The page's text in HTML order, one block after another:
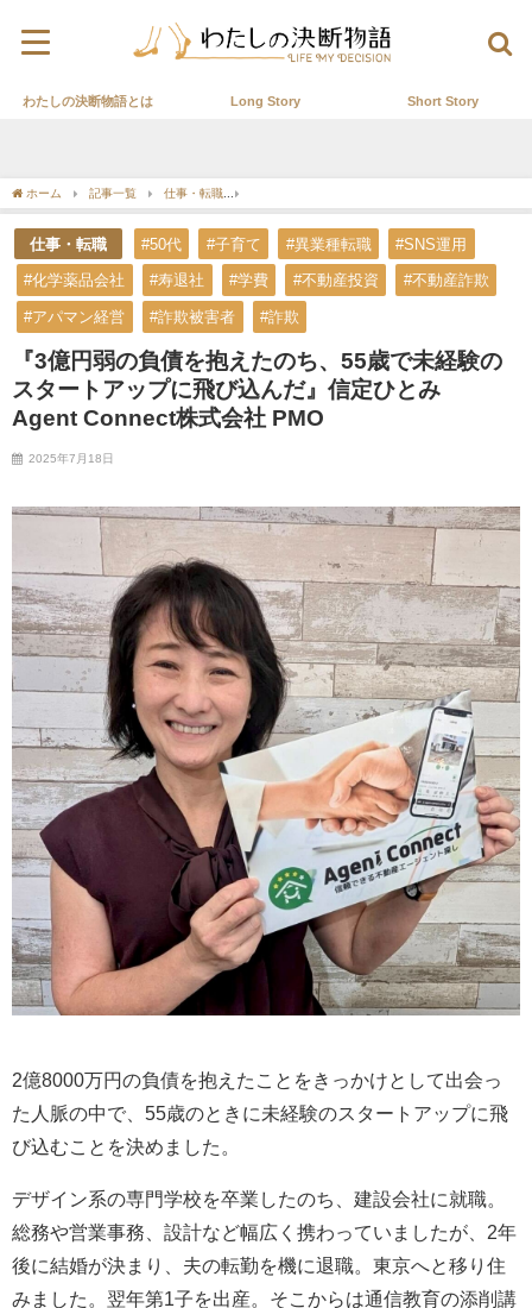
わたしの決断物語とは Long Story Short Story
ホーム 記事一覧 仕事・転職
仕事・転職 #50代 #子育て #異業種転職 #SNS運用
#化学薬品会社 #寿退社 #学費 #不動産投資 #不動産詐欺
#アパマン経営 #詐欺被害者 #詐欺
『3億円弱の負債を抱えたのち、55歳で未経験の
スタートアップに飛び込んだ』信定ひとみ
Agent Connect株式会社 PMO
2025年7月18日
2億8000万円の負債を抱えたことをきっかけとして出会っ
た人脈の中で、55歳のときに未経験のスタートアップに飛
び込むことを決めました。
デザイン系の専門学校を卒業したのち、建設会社に就職。
総務や営業事務、設計など幅広く携わっていましたが、2年
後に結婚が決まり、夫の転勤を機に退職。東京へと移り住
みました。翌年第1子を出産。そこからは通信教育の添削講